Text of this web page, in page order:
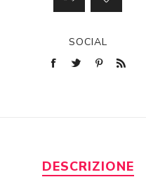
SOCIAL
DESCRIZIONE